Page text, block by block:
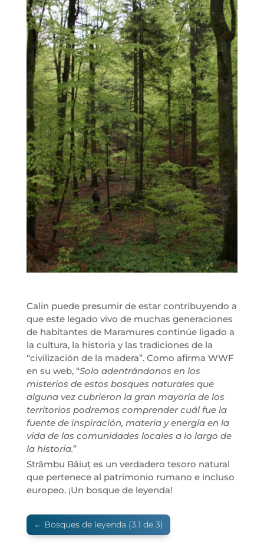
Calin puede presumir de estar contribuyendo a
que este legado vivo de muchas generaciones
de habitantes de Maramures continúe ligado a
la cultura, la historia y las tradiciones de la
“civilización de la madera”. Como afirma WWF
en su web, “Solo adentrándonos en los
misterios de estos bosques naturales que
alguna vez cubrieron la gran mayoría de los
territorios podremos comprender cuál fue la
fuente de inspiración, materia y energía en la
vida de las comunidades locales a lo largo de
la historia.”
Strâmbu Băiuț es un verdadero tesoro natural
que pertenece al patrimonio rumano e incluso
europeo. ¡Un bosque de leyenda!
← Bosques de leyenda (3.1 de 3)